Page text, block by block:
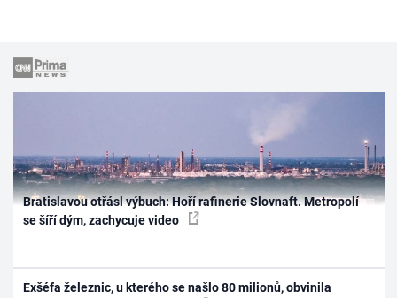
Bratislavou otřásl výbuch: Hoří rafinerie Slovnaft. Metropolí
se šíří dým, zachycuje video
Exšéfa železnic, u kterého se našlo 80 milionů, obvinila